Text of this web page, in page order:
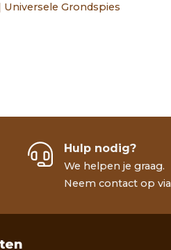
Grondspies
Hulp nodig?
We helpen je graag.
Neem contact op via